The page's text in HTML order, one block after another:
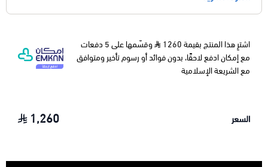
اشترِ هذا المنتج بقيمة 1260
وقسّمها على 5 دفعات
مع إمكان ادفع لاحقًا، بدون فوائد أو رسوم تأخير ومتوافق
مع الشريعة الإسلامية
السعر 1,260